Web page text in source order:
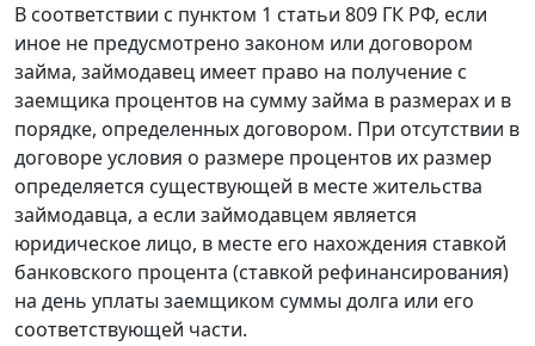
В соответствии с пунктом 1 статьи 809 ГК РФ, если
иное не предусмотрено законом или договором
займа, займодавец имеет право на получение с
заемщика процентов на сумму займа в размерах и в
порядке, определенных договором. При отсутствии в
договоре условия о размере процентов их размер
определяется существующей в месте жительства
займодавца, а если займодавцем является
юридическое лицо, в месте его нахождения ставкой
банковского процента (ставкой рефинансирования)
на день уплаты заемщиком суммы долга или его
соответствующей части.